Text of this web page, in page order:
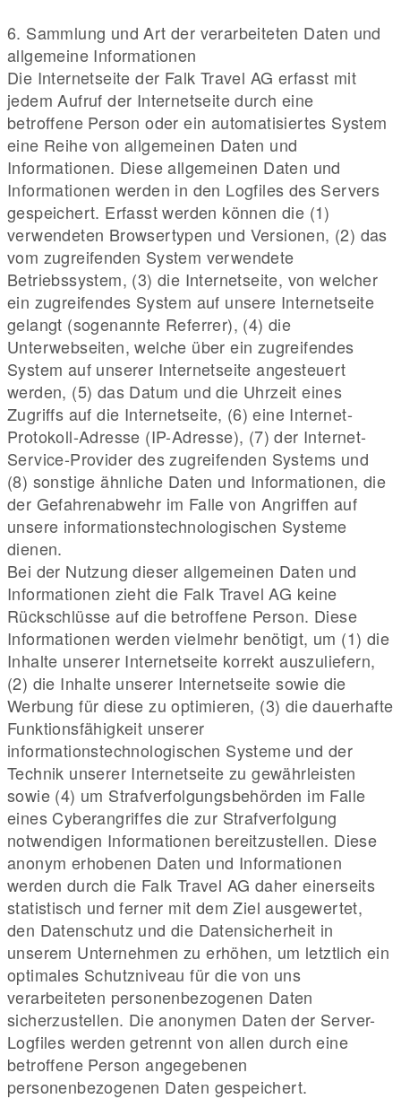
6. Sammlung und Art der verarbeiteten Daten und
allgemeine Informationen
Die Internetseite der Falk Travel AG erfasst mit
jedem Aufruf der Internetseite durch eine
betroffene Person oder ein automatisiertes System
eine Reihe von allgemeinen Daten und
Informationen. Diese allgemeinen Daten und
Informationen werden in den Logfiles des Servers
gespeichert. Erfasst werden können die (1)
verwendeten Browsertypen und Versionen, (2) das
vom zugreifenden System verwendete
Betriebssystem, (3) die Internetseite, von welcher
ein zugreifendes System auf unsere Internetseite
gelangt (sogenannte Referrer), (4) die
Unterwebseiten, welche über ein zugreifendes
System auf unserer Internetseite angesteuert
werden, (5) das Datum und die Uhrzeit eines
Zugriffs auf die Internetseite, (6) eine Internet-
Protokoll-Adresse (IP-Adresse), (7) der Internet-
Service-Provider des zugreifenden Systems und
(8) sonstige ähnliche Daten und Informationen, die
der Gefahrenabwehr im Falle von Angriffen auf
unsere informationstechnologischen Systeme
dienen.
Bei der Nutzung dieser allgemeinen Daten und
Informationen zieht die Falk Travel AG keine
Rückschlüsse auf die betroffene Person. Diese
Informationen werden vielmehr benötigt, um (1) die
Inhalte unserer Internetseite korrekt auszuliefern,
(2) die Inhalte unserer Internetseite sowie die
Werbung für diese zu optimieren, (3) die dauerhafte
Funktionsfähigkeit unserer
informationstechnologischen Systeme und der
Technik unserer Internetseite zu gewährleisten
sowie (4) um Strafverfolgungsbehörden im Falle
eines Cyberangriffes die zur Strafverfolgung
notwendigen Informationen bereitzustellen. Diese
anonym erhobenen Daten und Informationen
werden durch die Falk Travel AG daher einerseits
statistisch und ferner mit dem Ziel ausgewertet,
den Datenschutz und die Datensicherheit in
unserem Unternehmen zu erhöhen, um letztlich ein
optimales Schutzniveau für die von uns
verarbeiteten personenbezogenen Daten
sicherzustellen. Die anonymen Daten der Server-
Logfiles werden getrennt von allen durch eine
betroffene Person angegebenen
personenbezogenen Daten gespeichert.